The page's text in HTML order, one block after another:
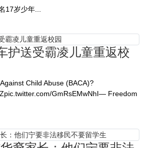
17岁少年...
护送受霸凌儿童重返校
Child Abuse (BACA)?
GmRsEMwNhI— Freedom